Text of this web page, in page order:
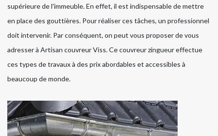
supérieure de l'immeuble. En effet, il est indispensable de mettre
en place des gouttières. Pour réaliser ces tâches, un professionnel
doit intervenir. Par conséquent, on peut vous proposer de vous
adresser à Artisan couvreur Viss. Ce couvreur zingueur effectue
ces types de travaux à des prix abordables et accessibles à
beaucoup de monde.